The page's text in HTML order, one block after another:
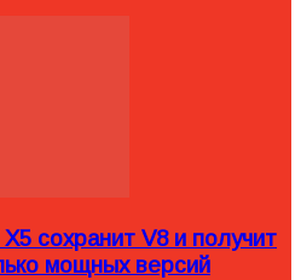
сохранит V8 и получит
мощных версий